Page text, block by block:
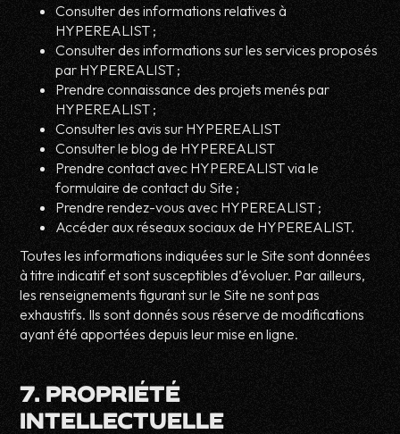
Consulter des informations relatives à
HYPEREALIST ;
Consulter des informations sur les services proposés
par HYPEREALIST ;
Prendre connaissance des projets menés par
HYPEREALIST ;
Consulter les avis sur HYPEREALIST
Consulter le blog de HYPEREALIST
Prendre contact avec HYPEREALIST via le
formulaire de contact du Site ;
Prendre rendez-vous avec HYPEREALIST ;
Accéder aux réseaux sociaux de HYPEREALIST.
Toutes les informations indiquées sur le Site sont données
à titre indicatif et sont susceptibles d’évoluer. Par ailleurs,
les renseignements figurant sur le Site ne sont pas
exhaustifs. Ils sont donnés sous réserve de modifications
ayant été apportées depuis leur mise en ligne.
7. PROPRIÉTÉ
INTELLECTUELLE